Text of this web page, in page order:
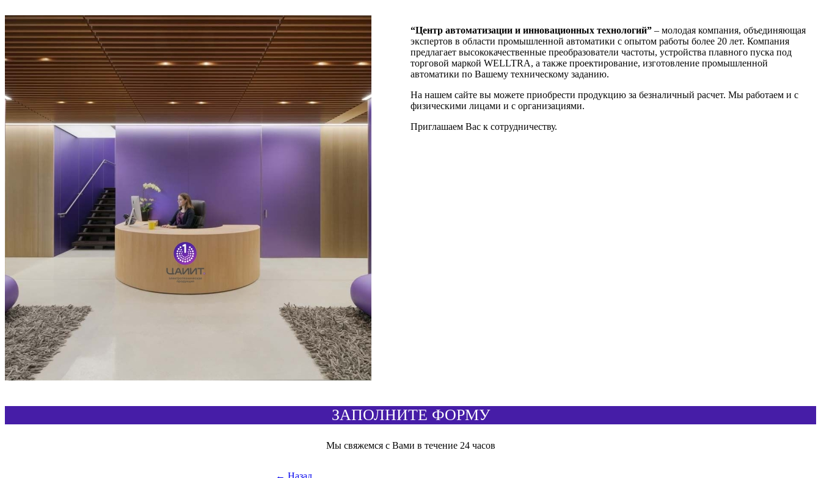
“Центр автоматизации и инновационных технологий” – молодая компания, объединяющая
экспертов в области промышленной автоматики с опытом работы более 20 лет. Компания
предлагает высококачественные преобразователи частоты, устройства плавного пуска под
торговой маркой WELLTRA, а также проектирование, изготовление промышленной
автоматики по Вашему техническому заданию.
На нашем сайте вы можете приобрести продукцию за безналичный расчет. Мы работаем и с
физическими лицами и с организациями.
Приглашаем Вас к сотрудничеству.
ЗАПОЛНИТЕ ФОРМУ
Мы свяжемся с Вами в течение 24 часов